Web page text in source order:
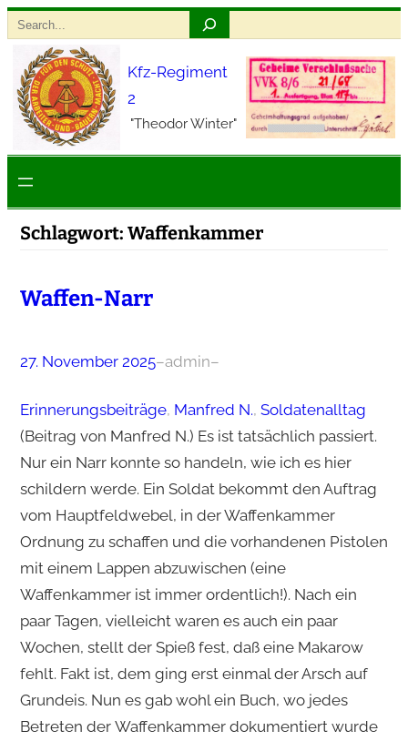
Zum
springen
Search
Kfz-Regiment
2
"Theodor Winter"
Schlagwort: Waffenkammer
Waffen-Narr
27. November 2025–admin–
Erinnerungsbeiträge, Manfred N., Soldatenalltag
(Beitrag von Manfred N.) Es ist tatsächlich passiert.
Nur ein Narr konnte so handeln, wie ich es hier
schildern werde. Ein Soldat bekommt den Auftrag
vom Hauptfeldwebel, in der Waffenkammer
Ordnung zu schaffen und die vorhandenen Pistolen
mit einem Lappen abzuwischen (eine
Waffenkammer ist immer ordentlich!). Nach ein
paar Tagen, vielleicht waren es auch ein paar
Wochen, stellt der Spieß fest, daß eine Makarow
fehlt. Fakt ist, dem ging erst einmal der Arsch auf
Grundeis. Nun es gab wohl ein Buch, wo jedes
Betreten der Waffenkammer dokumentiert wurde